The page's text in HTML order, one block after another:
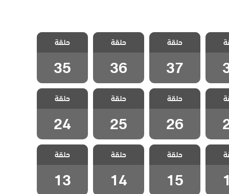
مسلسل حبات
اللؤلؤ الحلقة
37
حلقة
37
مسلسل حبات
اللؤلؤ الحلقة
36
حلقة
36
مسلسل حبات
اللؤلؤ الحلقة
35
حلقة
35
مسلسل حبات
اللؤلؤ الحلقة
26
حلقة
26
مسلسل حبات
اللؤلؤ الحلقة
25
حلقة
25
مسلسل حبات
اللؤلؤ الحلقة
24
حلقة
24
مسلسل حبات
اللؤلؤ الحلقة
15
حلقة
15
مسلسل حبات
اللؤلؤ الحلقة
14
حلقة
14
مسلسل حبات
اللؤلؤ الحلقة
13
حلقة
13